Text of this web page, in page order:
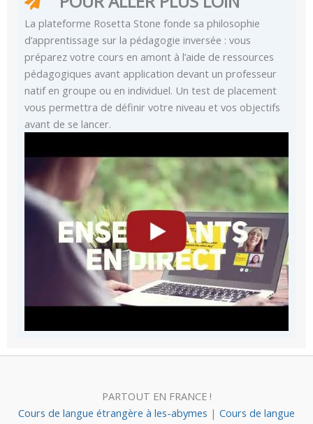
La plateforme Rosetta Stone fonde sa philosophie
d’apprentissage sur la pédagogie inversée : vous
préparez votre cours en amont à l’aide de ressources
pédagogiques avant application devant un professeur
natif en groupe ou en individuel. Un test de placement
vous permettra de définir votre niveau et vos objectifs
avant de se lancer.
PARTOUT EN FRANCE !
Cours de langue étrangère à les-abymes | Cours de langue